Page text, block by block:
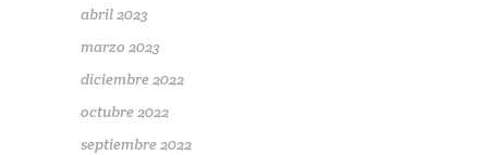
abril 2023
marzo 2023
diciembre 2022
octubre 2022
septiembre 2022